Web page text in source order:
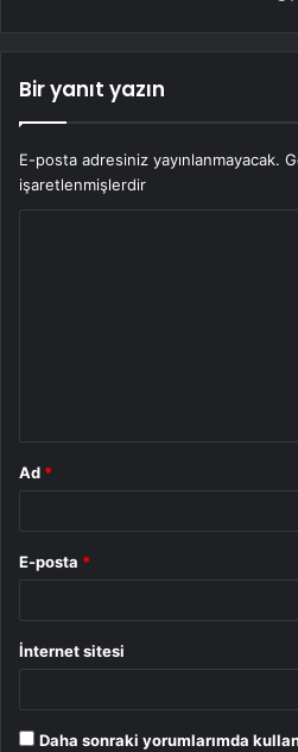
Bir yanıt yazın
E-posta adresiniz yayınlanmayacak.
işaretlenmişlerdir
Ad *
E-posta *
İnternet sitesi
Daha sonraki yorumlarımda